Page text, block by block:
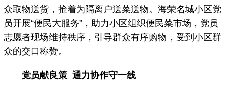
众取物送货，抢着为隔离户送菜送物。海荣名城小区党
员开展“便民大服务”，助力小区组织便民菜市场，党员
志愿者现场维持秩序，引导群众有序购物，受到小区群
众的交口称赞。
党员献良策 通力协作守一线